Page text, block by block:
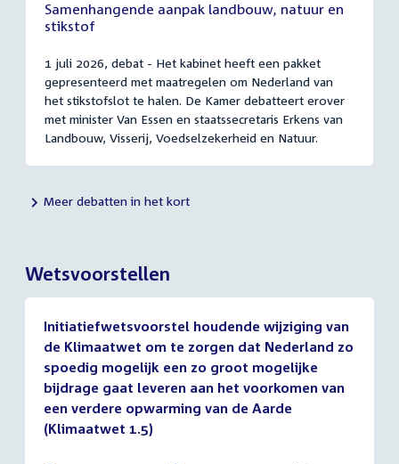
Samenhangende aanpak landbouw, natuur en
stikstof
1 juli 2026, debat - Het kabinet heeft een pakket
gepresenteerd met maatregelen om Nederland van
het stikstofslot te halen. De Kamer debatteert erover
met minister Van Essen en staatssecretaris Erkens van
Landbouw, Visserij, Voedselzekerheid en Natuur.
Meer debatten in het kort
Wetsvoorstellen
Initiatiefwetsvoorstel houdende wijziging van
de Klimaatwet om te zorgen dat Nederland zo
spoedig mogelijk een zo groot mogelijke
bijdrage gaat leveren aan het voorkomen van
een verdere opwarming van de Aarde
(Klimaatwet 1.5)